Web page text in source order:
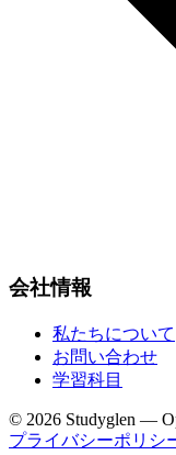
会社情報
私たちについて
お問い合わせ
学習科目
© 2026 Studyglen —
プライバシーポリシ